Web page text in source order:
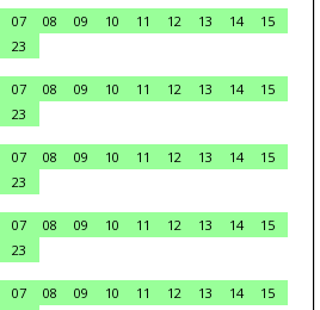
07 08 09 10 11 12 13 14
15
23
07 08 09 10 11 12 13 14
15
23
07 08 09 10 11 12 13 14
15
23
07 08 09 10 11 12 13 14
15
23
07 08 09 10 11 12 13 14
15